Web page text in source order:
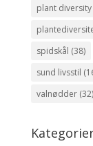
plant
spidskål (38)
sund livsstil
valnødder(32)